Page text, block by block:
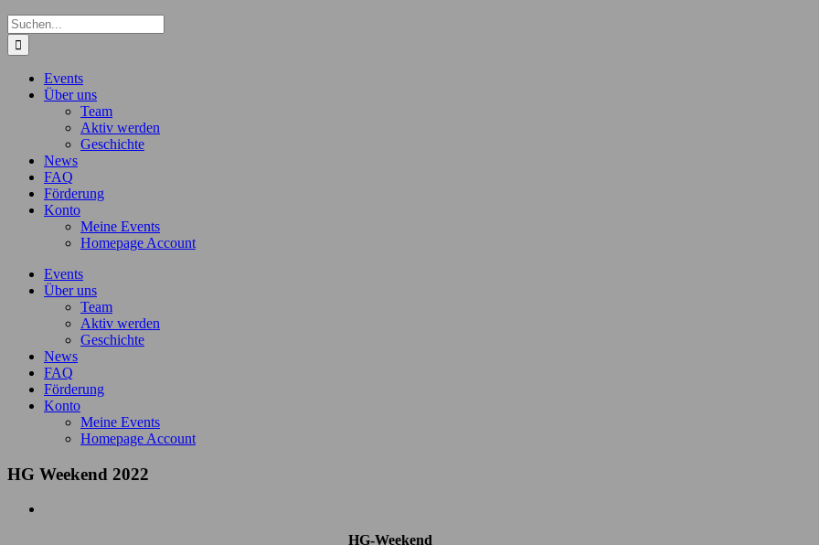
Suche
nach:
Events
Über uns
Team
Aktiv werden
Geschichte
News
FAQ
Förderung
Konto
Meine Events
Homepage Account
Events
Über uns
Team
Aktiv werden
Geschichte
News
FAQ
Förderung
Konto
Meine Events
Homepage Account
HG Weekend 2022
HG-Weekend